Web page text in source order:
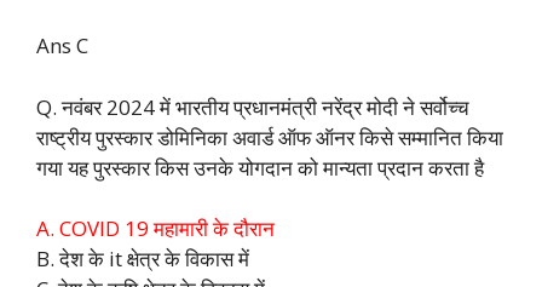
Ans C
Q. नवंबर 2024 में भारतीय प्रधानमंत्री नरेंद्र मोदी ने सर्वोच्च
राष्ट्रीय पुरस्कार डोमिनिका अवार्ड ऑफ ऑनर किसे सम्मानित किया
गया यह पुरस्कार किस उनके योगदान को मान्यता प्रदान करता है
A. COVID 19 महामारी के दौरान
B. देश के it क्षेत्र के विकास में